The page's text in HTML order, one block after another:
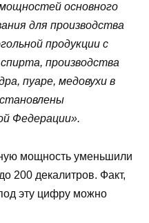
основного
для производства
продукции с
производства
пуаре, медовухи в
Федерации».
мощность уменьшили
200 декалитров. Факт,
эту цифру можно